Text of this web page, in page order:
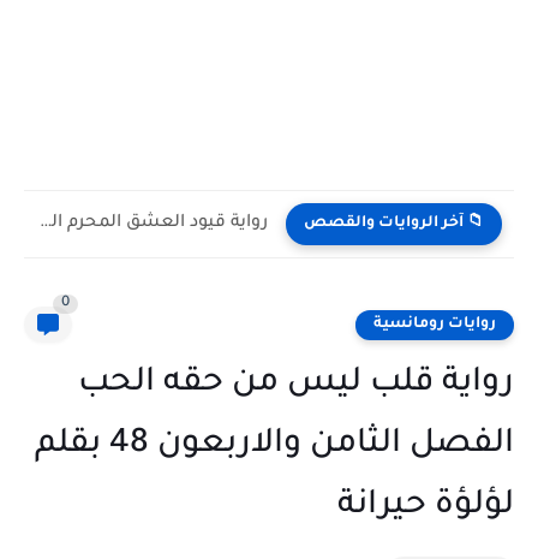
📁 آخر الروايات والقصص رواية قيود العشق المحرم الفصل الثاني 2 بقلم يوكا
روايات رومانسية
0
رواية قلب ليس من حقه الحب
الفصل الثامن والاربعون 48 بقلم
لؤلؤة حيرانة